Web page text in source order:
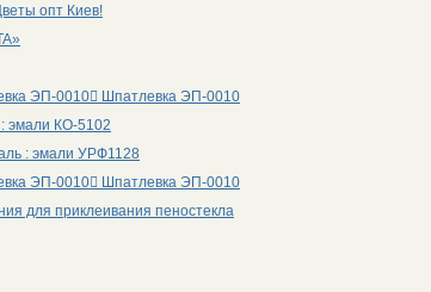
опт Киев!
ЭП-0010 Шпатлевка ЭП-0010
эмали КО-5102
: эмали УРФ1128
ЭП-0010 Шпатлевка ЭП-0010
для приклеивания пеностекла